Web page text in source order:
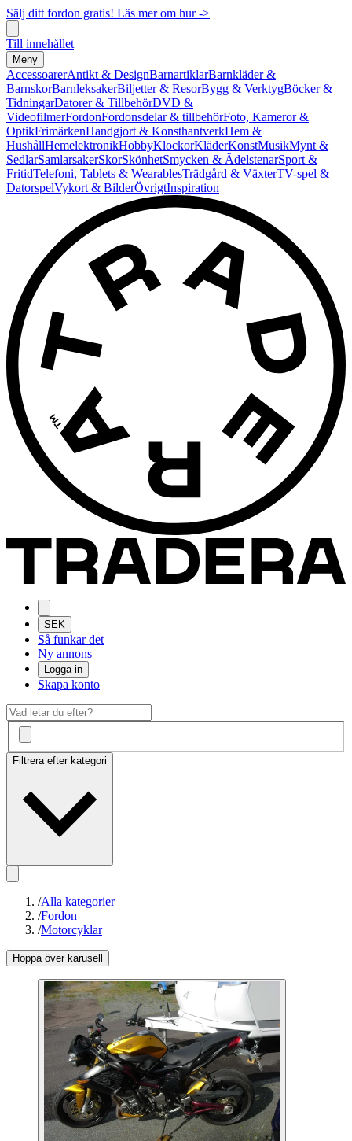
Sälj ditt fordon gratis! Läs mer om hur ->
Till innehållet
Meny
AccessoarerAntikt & DesignBarnartiklarBarnkläder &
BarnskorBarnleksakerBiljetter & ResorBygg & VerktygBöcker &
TidningarDatorer & TillbehörDVD &
VideofilmerFordonFordonsdelar & tillbehörFoto, Kameror &
OptikFrimärkenHandgjort & KonsthantverkHem &
HushållHemelektronikHobbyKlockorKläderKonstMusikMynt &
SedlarSamlarsakerSkorSkönhetSmycken & ÄdelstenarSport &
FritidTelefoni, Tablets & WearablesTrädgård & VäxterTV-spel &
DatorspelVykort & BilderÖvrigtInspiration
SEK
Så funkar det
Ny annons
Logga in
Skapa konto
Filtrera efter kategori
/Alla kategorier
/Fordon
/Motorcyklar
Hoppa över karusell